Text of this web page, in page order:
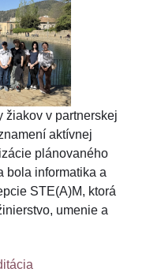
žiakov v partnerskej
aktívnej
plánovaného
bola informatika a
STE(A)M, ktorá
umenie a